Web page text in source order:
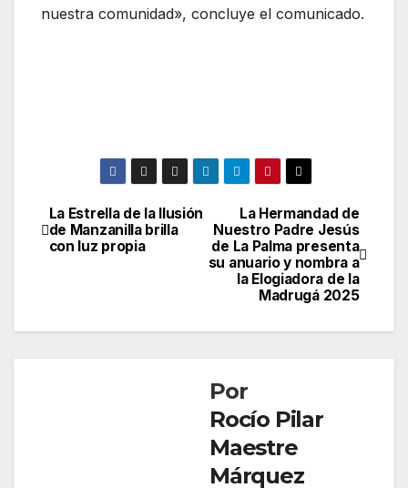
nuestra comunidad», concluye el comunicado.
Navegación
de
La Hermandad de
Nuestro Padre Jesús
de La Palma presenta
su anuario y nombra a
la Elogiadora de la
Madrugá 2025
La Estrella de la Ilusión
de Manzanilla brilla
con luz propia
Por
Rocío Pilar
Maestre
Márquez